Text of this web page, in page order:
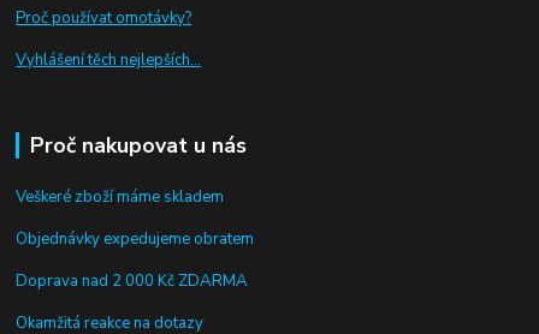
Proč používat omotávky?
Vyhlášení těch nejlepších...
Proč nakupovat u nás
Veškeré zboží máme skladem
Objednávky expedujeme obratem
Doprava nad 2 000 Kč ZDARMA
Okamžitá reakce na dotazy